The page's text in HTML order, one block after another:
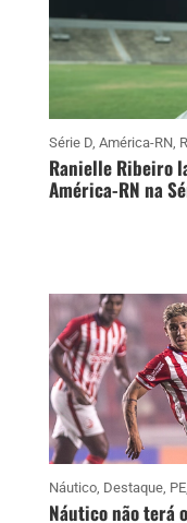
Série D, América-RN,
Ranielle Ribeiro
América-RN na
Náutico, Destaque, PE,
Náutico não terá